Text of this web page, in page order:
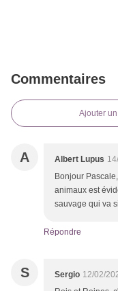
Commentaires
Ajouter
A Albert Lupus
Bonjour
animaux est
sauvage qui va
Répondre
S Sergio 12/02/